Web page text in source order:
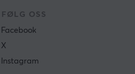
FØLG OSS
Facebook
X
Instagram